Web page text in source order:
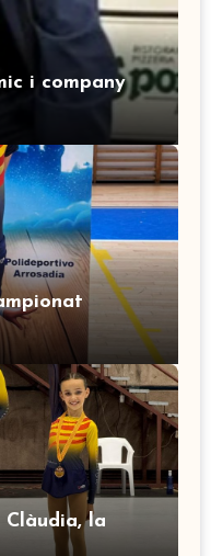
i company
la